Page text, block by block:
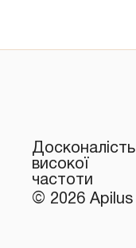
Досконалість
високої
частоти
© 2026 Apilus